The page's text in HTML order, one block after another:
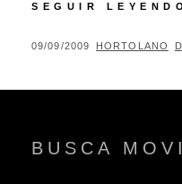
SEGUIR LEYENDO
PUBLICADO
09/09/2009 POR
HORTOLANO
BUSCA